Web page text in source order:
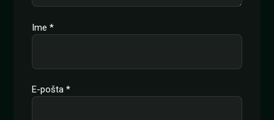
Ime *
E-pošta *